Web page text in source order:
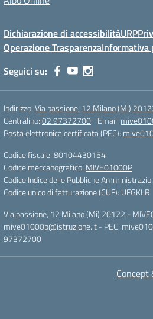
Dichiarazione di accessibilitàURP
Operazione TrasparenzaInformativa
Seguici su:
Indirizzo:Via passione, 12 Milano (Mi)
Centralino:02 97372700 Email:
Posta elettronica certificata (PEC):
Codice fiscale: 80104430154
Codice meccanografico: MIVE01000P
Codice Indice delle Pubbliche
Codice unico di fatturazione (CUF): UFGKLR
Via passione, 12 Milano (Mi) 20122 -
mive01000p@istruzione.it - PEC:
97372700
Concept